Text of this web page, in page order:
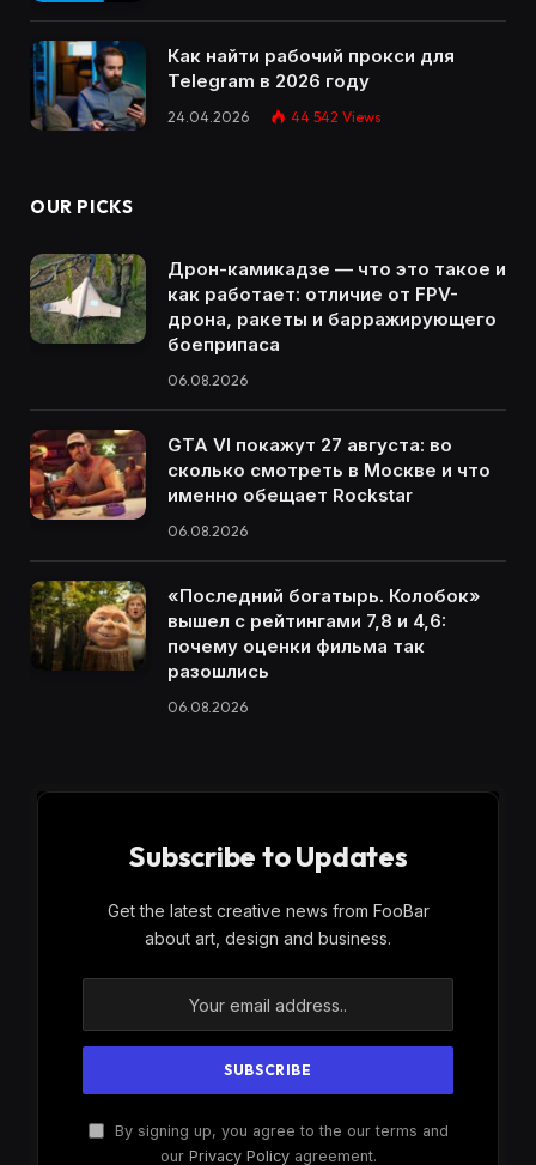
Как найти рабочий прокси для
Telegram в 2026 году
24.04.2026 44 542 Views
OUR PICKS
Дрон-камикадзе — что это такое и
как работает: отличие от FPV-
дрона, ракеты и барражирующего
боеприпаса
06.08.2026
GTA VI покажут 27 августа: во
сколько смотреть в Москве и что
именно обещает Rockstar
06.08.2026
«Последний богатырь. Колобок»
вышел с рейтингами 7,8 и 4,6:
почему оценки фильма так
разошлись
06.08.2026
Subscribe to Updates
Get the latest creative news from FooBar
about art, design and business.
By signing up, you agree to the our terms and
our Privacy Policyagreement.